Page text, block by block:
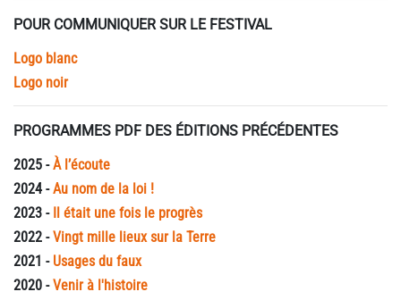
POUR COMMUNIQUER SUR LE FESTIVAL
Logo blanc
Logo noir
PROGRAMMES PDF DES ÉDITIONS PRÉCÉDENTES
2025 -À l’écoute
2024 -Au nom de la loi !
2023 -
Il était une fois le progrès
2022 -Vingt mille lieux sur la Terre
2021 - Usages du faux
2020 -Venir à l'histoire